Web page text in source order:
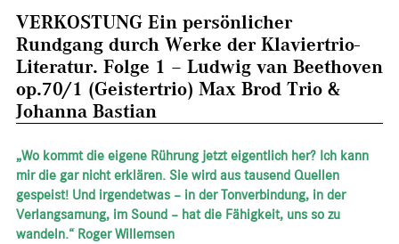
VERKOSTUNG Ein persönlicher
Rundgang durch Werke der Klaviertrio-
Literatur. Folge 1 – Ludwig van Beethoven
op.70/1 (Geistertrio) Max Brod Trio &
Johanna Bastian
„Wo kommt die eigene Rührung jetzt eigentlich her? Ich kann
mir die gar nicht erklären. Sie wird aus tausend Quellen
gespeist! Und irgendetwas – in der Tonverbindung, in der
Verlangsamung, im Sound – hat die Fähigkeit, uns so zu
wandeln.“ Roger Willemsen